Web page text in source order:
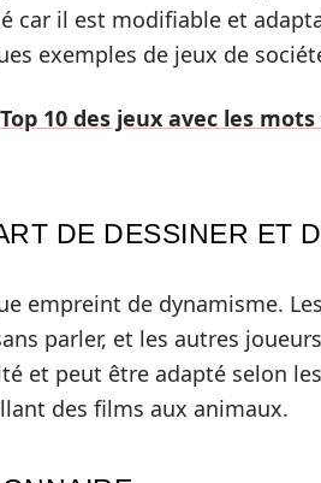
car il est modifiable et
exemples de jeux de
Top 10 des jeux avec les
DE DESSINER ET
empreint de dynamisme.
parler, et les autres
et peut être adapté selon
des films aux animaux.